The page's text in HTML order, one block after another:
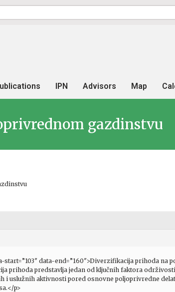
IPN Advisors Map
gazdinstvu
start=”103″ data-end=”160″>Diverzifikacija prihoda
prihoda predstavlja jedan od ključnih faktora
i uslužnih aktivnosti pored osnovne poljoprivredne
p>